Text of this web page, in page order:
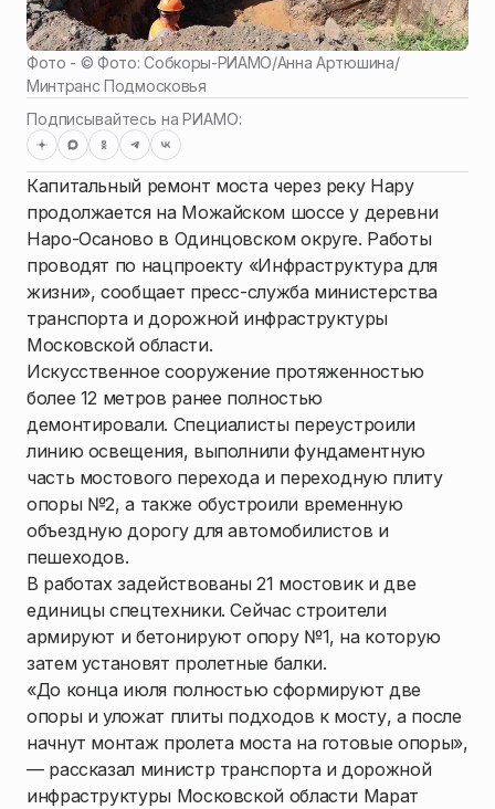
Фото - ©Фото: Собкоры-РИАМО/Анна Артюшина/
Минтранс Подмосковья
Подписывайтесь на РИАМО:
Капитальный ремонт моста через реку Нару
продолжается на Можайском шоссе у деревни
Наро-Осаново в Одинцовском округе. Работы
проводят по нацпроекту «Инфраструктура для
жизни», сообщает пресс-служба министерства
транспорта и дорожной инфраструктуры
Московской области.
Искусственное сооружение протяженностью
более 12 метров ранее полностью
демонтировали. Специалисты переустроили
линию освещения, выполнили фундаментную
часть мостового перехода и переходную плиту
опоры №2, а также обустроили временную
объездную дорогу для автомобилистов и
пешеходов.
В работах задействованы 21 мостовик и две
единицы спецтехники. Сейчас строители
армируют и бетонируют опору №1, на которую
затем установят пролетные балки.
«До конца июля полностью сформируют две
опоры и уложат плиты подходов к мосту, а после
начнут монтаж пролета моста на готовые опоры»,
— рассказал министр транспорта и дорожной
инфраструктуры Московской области Марат